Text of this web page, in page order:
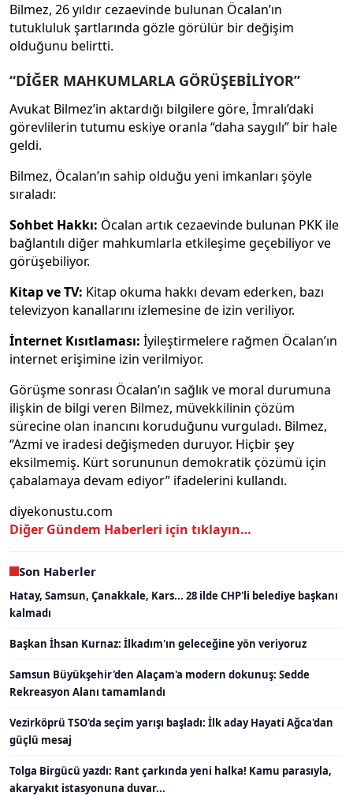
Bilmez, 26 yıldır cezaevinde bulunan Öcalan’ın
tutukluluk şartlarında gözle görülür bir değişim
olduğunu belirtti.
“DİĞER MAHKUMLARLA GÖRÜŞEBİLİYOR”
Avukat Bilmez’in aktardığı bilgilere göre, İmralı’daki
görevlilerin tutumu eskiye oranla “daha saygılı” bir hale
geldi.
Bilmez, Öcalan’ın sahip olduğu yeni imkanları şöyle
sıraladı:
Sohbet Hakkı: Öcalan artık cezaevinde bulunan PKK ile
bağlantılı diğer mahkumlarla etkileşime geçebiliyor ve
görüşebiliyor.
Kitap ve TV: Kitap okuma hakkı devam ederken, bazı
televizyon kanallarını izlemesine de izin veriliyor.
İnternet Kısıtlaması: İyileştirmelere rağmen Öcalan’ın
internet erişimine izin verilmiyor.
Görüşme sonrası Öcalan’ın sağlık ve moral durumuna
ilişkin de bilgi veren Bilmez, müvekkilinin çözüm
sürecine olan inancını koruduğunu vurguladı. Bilmez,
“Azmi ve iradesi değişmeden duruyor. Hiçbir şey
eksilmemiş. Kürt sorununun demokratik çözümü için
çabalamaya devam ediyor” ifadelerini kullandı.
diyekonustu.com
Diğer Gündem Haberleri için tıklayın…
Son Haberler
Hatay, Samsun, Çanakkale, Kars... 28 ilde CHP'li belediye başkanı
kalmadı
Başkan İhsan Kurnaz: İlkadım'ın geleceğine yön veriyoruz
Samsun Büyükşehir'den Alaçam'a modern dokunuş: Sedde
Rekreasyon Alanı tamamlandı
Vezirköprü TSO'da seçim yarışı başladı: İlk aday Hayati Ağca'dan
güçlü mesaj
Tolga Birgücü yazdı: Rant çarkında yeni halka! Kamu parasıyla,
akaryakıt istasyonuna duvar...